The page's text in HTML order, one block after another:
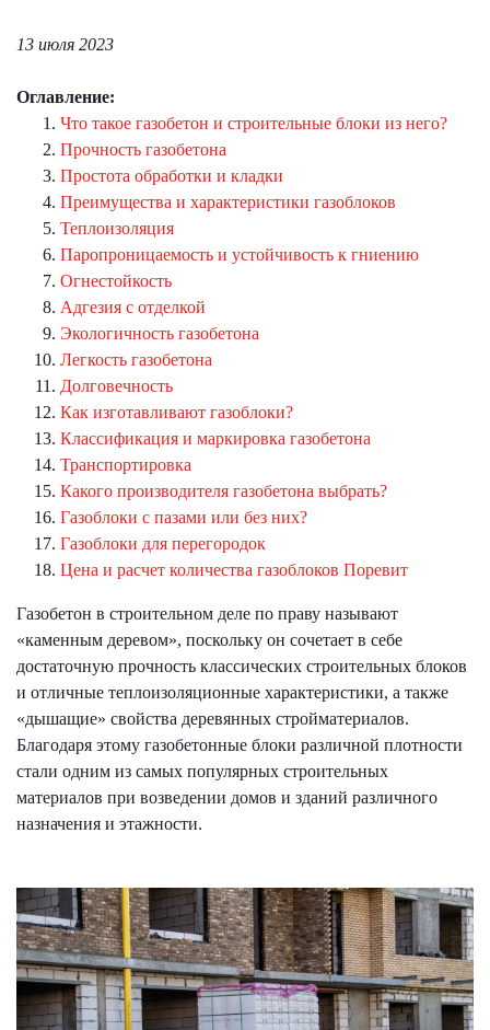
13 июля 2023
Оглавление:
Что такое газобетон и строительные блоки из него?
Прочность газобетона
Простота обработки и кладки
Преимущества и характеристики газоблоков
Теплоизоляция
Паропроницаемость и устойчивость к гниению
Огнестойкость
Адгезия с отделкой
Экологичность газобетона
Легкость газобетона
Долговечность
Как изготавливают газоблоки?
Классификация и маркировка газобетона
Транспортировка
Какого производителя газобетона выбрать?
Газоблоки с пазами или без них?
Газоблоки для перегородок
Цена и расчет количества газоблоков Поревит
Газобетон в строительном деле по праву называют
«каменным деревом», поскольку он сочетает в себе
достаточную прочность классических строительных блоков
и отличные теплоизоляционные характеристики, а также
«дышащие» свойства деревянных стройматериалов.
Благодаря этому газобетонные блоки различной плотности
стали одним из самых популярных строительных
материалов при возведении домов и зданий различного
назначения и этажности.